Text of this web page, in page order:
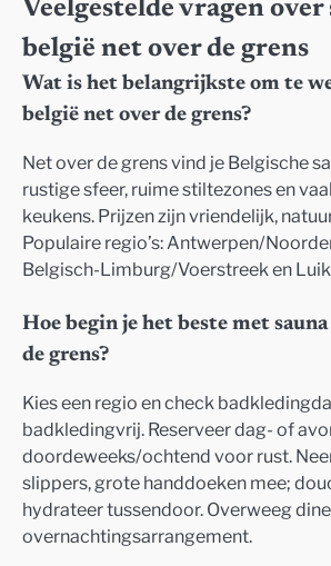
Veelgestelde vragen over
belgië net over de grens
Wat is het belangrijkste om te
belgië net over de grens?
Net over de grens vind je Belgische
rustige sfeer, ruime stiltezones en
keukens. Prijzen zijn vriendelijk,
Populaire regio’s: Antwerpen/
Belgisch-Limburg/Voerstreek en
Hoe begin je het beste met
de grens?
Kies een regio en check
badkledingvrij. Reserveer dag- of
doordeweeks/ochtend voor rust.
slippers, grote handdoeken mee;
hydrateer tussendoor. Overweeg
overnachtingsarrangement.